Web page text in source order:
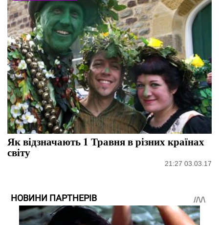
Як відзначають 1 Травня в різних країнах
світу
21:27 03.03.17
НОВИНИ ПАРТНЕРІВ